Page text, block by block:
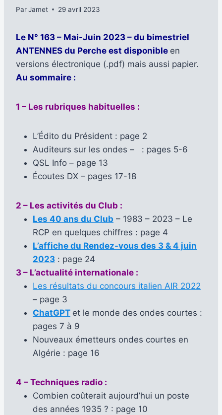
ParJamet 29 avril 2023
Le N° 163 – Mai-Juin 2023 – du bimestriel
ANTENNES du Perche est disponible en
versions électronique (.pdf) mais aussi papier.
Au sommaire :
1 – Les rubriques habituelles :
L’Édito du Président : page 2
Auditeurs sur les ondes – : pages 5-6
QSL Info – page 13
Écoutes DX – pages 17-18
2 – Les activités du Club :
Les 40 ans du Club – 1983 – 2023 – Le
RCP en quelques chiffres : page 4
L’affiche du Rendez-vous des 3 & 4 juin
2023 : page 24
3 – L’actualité internationale :
Les résultats du concours italien AIR 2022
– page 3
ChatGPT et le monde des ondes courtes :
pages 7 à 9
Nouveaux émetteurs ondes courtes en
Algérie : page 16
4 – Techniques radio :
Combien coûterait aujourd’hui un poste
des années 1935 ? : page 10